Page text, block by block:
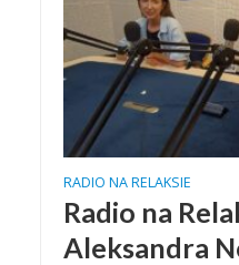
RADIO NA RELAKSIE
Radio na
Aleksandra